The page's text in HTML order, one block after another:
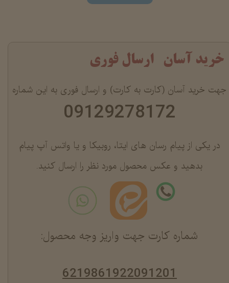
خرید آسان ارسال فوری
جهت خرید آسان (کارت به کارت) و ارسال فوری به این شماره
09129278172
در یکی از پیام رسان های ایتا، روبیکا و یا واتس آپ پیام
بدهید و عکس محصول مورد نظر را ارسال کنید.
شماره کارت جهت واریز وجه محصول:
6219861922091201